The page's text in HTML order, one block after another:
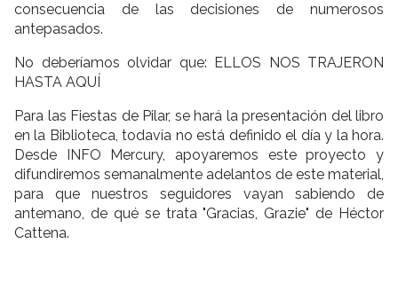
consecuencia de las decisiones de numerosos
antepasados.
No deberíamos olvidar que: ELLOS NOS TRAJERON
HASTA AQUÍ
Para las Fiestas de Pilar, se hará la presentación del libro
en la Biblioteca, todavía no está definido el día y la hora.
Desde INFO Mercury, apoyaremos este proyecto y
difundiremos semanalmente adelantos de este material,
para que nuestros seguidores vayan sabiendo de
antemano, de qué se trata "Gracias, Grazie" de Héctor
Cattena.